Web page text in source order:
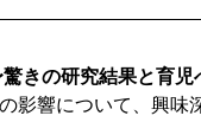
きの研究結果と育児
影響について、興味